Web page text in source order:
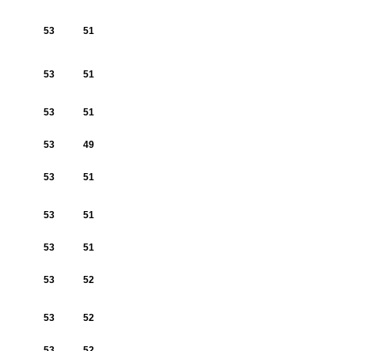
53 51
53
51
53
51
53
49
53
51
53
51
53
51
53
52
53
52